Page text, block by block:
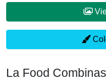
La Food